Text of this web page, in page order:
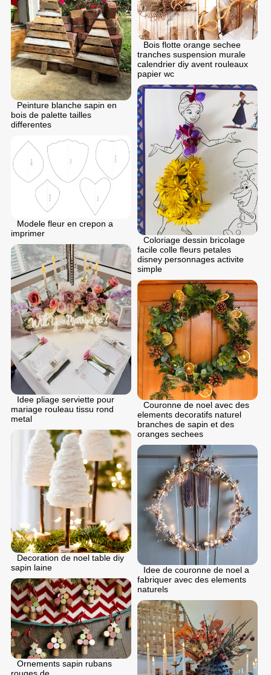
Bois flotte orange sechee
tranches suspension murale
calendrier diy avent rouleaux
papier wc
Peinture blanche sapin en
bois de palette tailles
differentes
Coloriage dessin bricolage
facile colle fleurs petales
disney personnages activite
simple
Modele fleur en crepon a
imprimer
Idee pliage serviette pour
mariage rouleau tissu rond
metal
Couronne de noel avec des
elements decoratifs naturel
branches de sapin et des
oranges sechees
Decoration de noel table diy
sapin laine
Idee de couronne de noel a
fabriquer avec des elements
naturels
Ornements sapin rubans